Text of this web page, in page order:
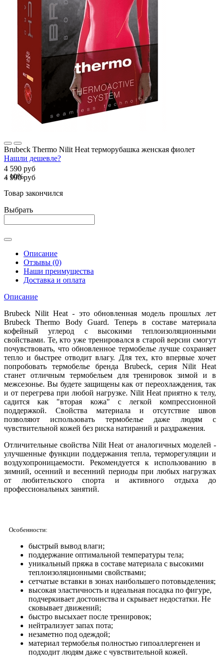
Brubeck Thermo Nilit Heat терморубашка женская фиолет
Нашли дешевле?
4 590 руб
4 990 руб
- 10%
Товар закончился
Выбрать
Описание
Отзывы (0)
Наши преимущества
Доставка и оплата
Описание
Brubeck Nilit Heat - это обновленная модель прошлых лет
Brubeck Thermo Body Guard. Теперь в составе материала
кофейный углерод с высокими теплоизоляционными
свойствами. Те, кто уже тренировался в старой версии смогут
почувствовать, что обновленное термобелье лучше сохраняет
тепло и быстрее отводит влагу. Для тех, кто впервые хочет
попробовать термобелье бренда Brubeck, серия Nilit Heat
станет отличным термобельем для тренировок зимой и в
межсезонье. Вы будете защищены как от переохлаждения, так
и от перегрева при любой нагрузке. Nilit Heat приятно к телу,
садится как "вторая кожа" с легкой компрессионной
поддержкой. Свойства материала и отсутствие швов
позволяют использовать термобелье даже людям с
чувствительной кожей без риска натираний и раздражения.
Отличительные свойства Nilit Heat от аналогичных моделей -
улучшенные функции поддержания тепла, терморегуляции и
воздухопроницаемости. Рекомендуется к использованию в
зимний, осенний и весенний периоды при любых нагрузках
от любительского спорта и активного отдыха до
профессиональных занятий.
Особенности:
быстрый вывод влаги;
поддержание оптимальной температуры тела;
уникальный пряжа в составе материала с высокими
теплоизоляционными свойствами;
сетчатые вставки в зонах наибольшего потовыделения;
высокая эластичность и идеальная посадка по фигуре,
подчеркивает достоинства и скрывает недостатки. Не
сковывает движений;
быстро высыхает после тренировок;
нейтрализует запах пота;
незаметно под одеждой;
материал термобелья полностью гипоаллергенен и
подходит людям даже с чувствительной кожей.